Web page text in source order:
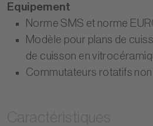
Equipement
Norme SMS et norme
Modèle pour plans de
de cuisson en
Commutateurs rotatifs